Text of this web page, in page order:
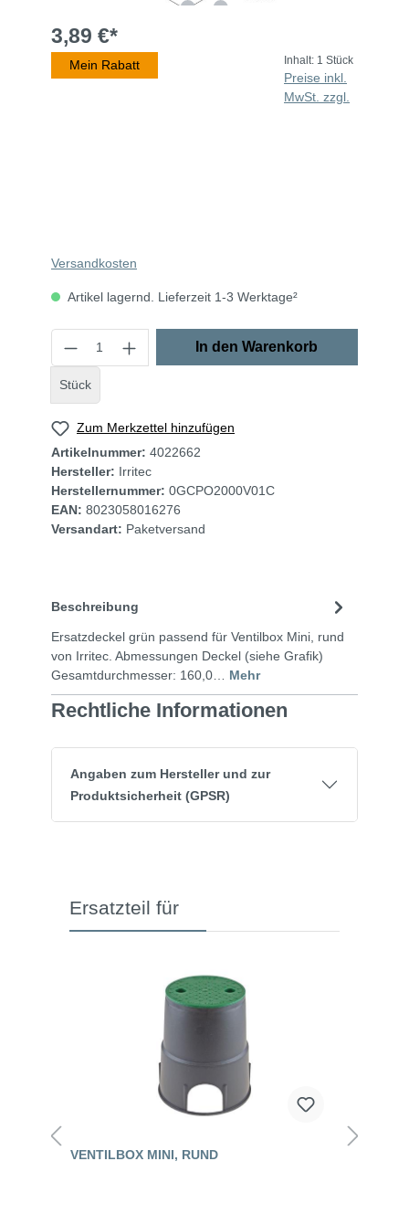
3,89 €*
Mein Rabatt Inhalt: 1 Stück
Preise inkl.
MwSt. zzgl.
Versandkosten
Artikel lagernd. Lieferzeit 1-3 Werktage²
Stück
In den Warenkorb
Zum Merkzettel hinzufügen
Artikelnummer: 4022662
Hersteller: Irritec
Herstellernummer: 0GCPO2000V01C
EAN: 8023058016276
Versandart: Paketversand
Beschreibung
Ersatzdeckel grün passend für Ventilbox Mini, rund
von Irritec. Abmessungen Deckel (siehe Grafik)
Gesamtdurchmesser: 160,0… Mehr
Rechtliche Informationen
Angaben zum Hersteller und zur
Produktsicherheit (GPSR)
Ersatzteil für
VENTILBOX MINI, RUND